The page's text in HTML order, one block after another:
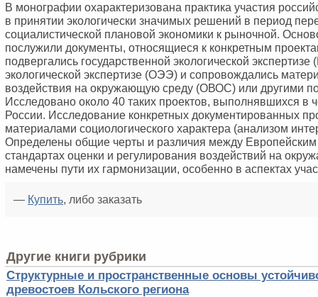
В монографии охарактеризована практика участия
в принятии экологически значимых решений в период
социалистической плановой экономики к рыночной.
послужили документы, относящиеся к конкретным
подвергались государственной экологической
экологической экспертизе (ОЭЭ) и сопровождались
воздействия на окружающую среду (ОВОС) или другими
Исследовано около 40 таких проектов, выполнявшихся в
России. Исследование конкретных документированных
материалами социологического характера (анализом
Определены общие черты и различия между
стандартах оценки и регулирования воздействий на
намечены пути их гармонизации, особенно в аспектах
— Купить, либо заказать
Другие книги рубрики
Структурные и пространственные основы
древостоев Кольского региона